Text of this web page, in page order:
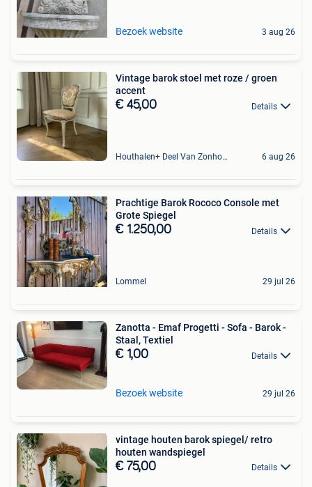
Bezoek website 3 aug 26
Vintage barok stoel met roze / groen
accent
€ 45,00 Details
Houthalen+ Deel Van Zonhoven En Zolder 6 aug 26
Prachtige Barok Rococo Console met
Grote Spiegel
€ 1.250,00 Details
Lommel 29 jul 26
Zanotta - Emaf Progetti - Sofa - Barok -
Staal, Textiel
€ 1,00 Details
Bezoek website 29 jul 26
vintage houten barok spiegel/ retro
houten wandspiegel
€ 75,00 Details